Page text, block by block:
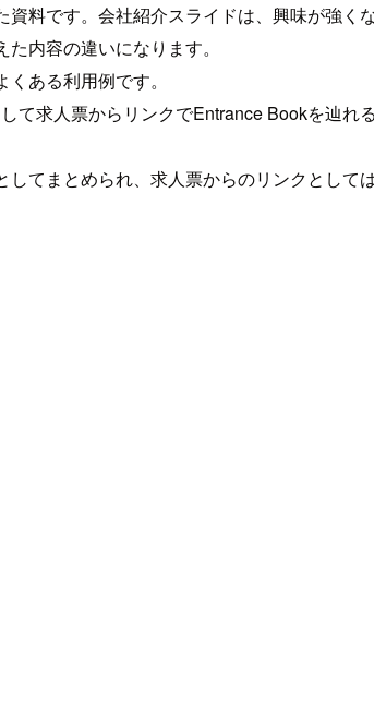
料です。会社紹介スライドは、興味が強く
内容の違いになります。
ある利用例です。
求人票からリンクでEntrance Bookを辿れ
てまとめられ、求人票からのリンクとして